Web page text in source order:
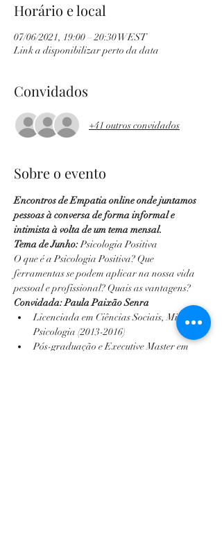
Horário e local
07/06/2021, 19:00 – 20:30 WEST
Link a disponibilizar perto da data
Convidados
+41 outros convidados
Sobre o evento
Encontros de Empatia online onde juntamos
pessoas à conversa de forma informal e
intimista à volta de um tema mensal.
Tema de Junho: Psicologia Positiva
O que é a Psicologia Positiva? Que
ferramentas se podem aplicar na nossa vida
pessoal e profissional? Quais as vantagens?
Convidada: Paula Paixão Senra
Licenciada em Ciências Sociais, Minor em
Psicologia (2013-2016)
Pós-graduação e Executive Master em